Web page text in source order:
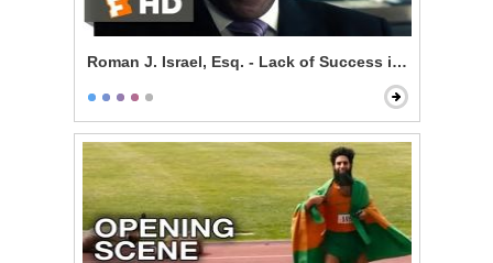
Roman J. Israel, Esq. - Lack of Success is Self-